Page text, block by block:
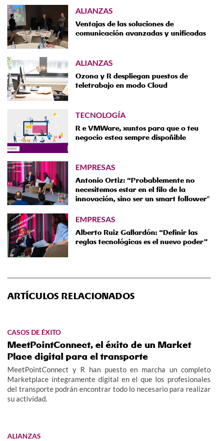
ALIANZAS
Ventajas de las soluciones de
comunicación avanzadas y unificadas
ALIANZAS
Ozona y R despliegan puestos de
teletrabajo en modo Cloud
TECNOLOGÍA
R e VMWare, xuntos para que o teu
negocio estea sempre dispoñible
EMPRESAS
Antonio Ortiz: “Probablemente no
necesitemos estar en el filo de la
innovación, sino ser un smart follower"
EMPRESAS
Alberto Ruiz Gallardón: “Definir las
reglas tecnológicas es el nuevo poder”
ARTÍCULOS RELACIONADOS
CASOS DE ÉXITO
MeetPointConnect, el éxito de un Market
Place digital para el transporte
MeetPointConnect y R han puesto en marcha un completo
Marketplace íntegramente digital en el que los profesionales
del transporte podrán encontrar todo lo necesario para realizar
su actividad.
ALIANZAS